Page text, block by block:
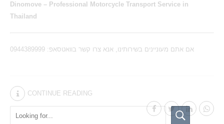
Dinomove – Professional Motorcycle Transport Service in
Thailand
אם אתם מעוניינים בשירותינו, אנא צרו קשר בוואטסאפ: 0944389999
CONTINUE READING